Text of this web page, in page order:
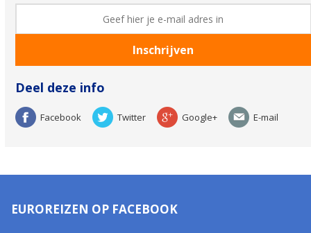
Deel deze info
Facebook Twitter Google+ E-mail
EUROREIZEN OP FACEBOOK